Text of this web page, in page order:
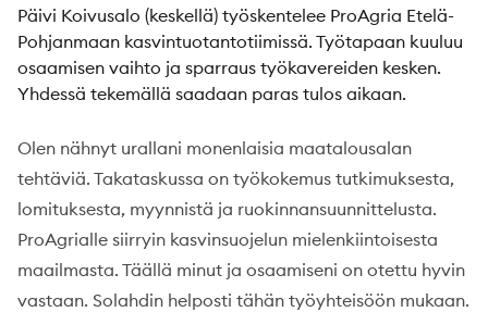
Päivi Koivusalo (keskellä) työskentelee ProAgria Etelä-
Pohjanmaan kasvintuotantotiimissä. Työtapaan kuuluu
osaamisen vaihto ja sparraus työkavereiden kesken.
Yhdessä tekemällä saadaan paras tulos aikaan.
Olen nähnyt urallani monenlaisia maatalousalan
tehtäviä. Takataskussa on työkokemus tutkimuksesta,
lomituksesta, myynnistä ja ruokinnansuunnittelusta.
ProAgrialle siirryin kasvinsuojelun mielenkiintoisesta
maailmasta. Täällä minut ja osaamiseni on otettu hyvin
vastaan. Solahdin helposti tähän työyhteisöön mukaan.